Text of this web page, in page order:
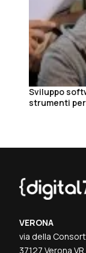
Sviluppo
strumenti
VERONA
via della
37127 Verona VR